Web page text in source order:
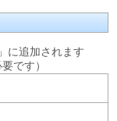
に追加されます
です）